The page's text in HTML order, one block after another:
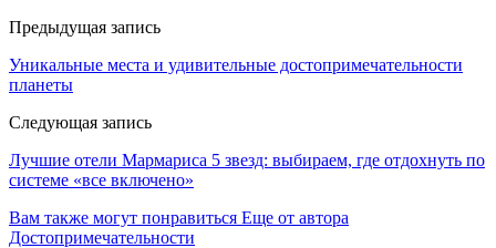
Предыдущая запись
Уникальные места и удивительные достопримечательности
планеты
Следующая запись
Лучшие отели Мармариса 5 звезд: выбираем, где отдохнуть по
системе «все включено»
Вам также могут понравиться Еще от автора
Достопримечательности